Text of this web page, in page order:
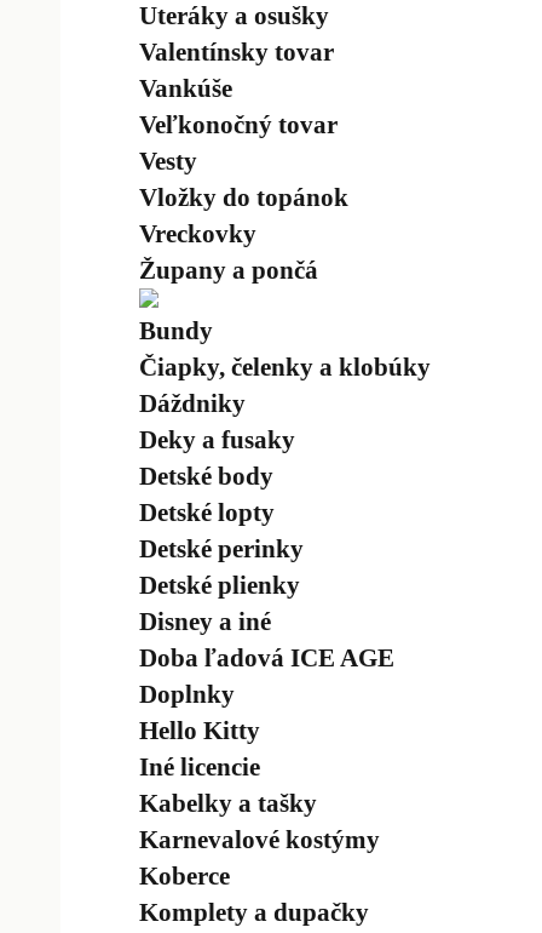
Uteráky a osušky
Valentínsky tovar
Vankúše
Veľkonočný tovar
Vesty
Vložky do topánok
Vreckovky
Župany a pončá
Bundy
Čiapky, čelenky a klobúky
Dáždniky
Deky a fusaky
Detské body
Detské lopty
Detské perinky
Detské plienky
Disney a iné
Doba ľadová ICE AGE
Doplnky
Hello Kitty
Iné licencie
Kabelky a tašky
Karnevalové kostýmy
Koberce
Komplety a dupačky